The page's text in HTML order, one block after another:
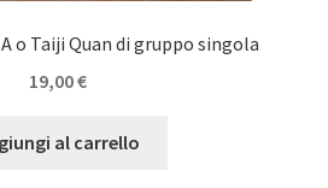
o Taiji Quan di gruppo singola
19,00€
al carrello